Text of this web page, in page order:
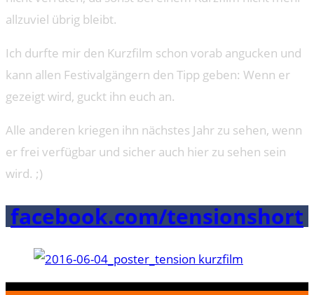
allzuviel übrig bleibt.
Ich durfte mir den Kurzfilm schon vorab angucken und
kann allen Festivalgängern den Tipp geben: Wenn er
gezeigt wird, guckt ihn euch an.
Alle anderen kriegen ihn nächstes Jahr zu sehen, wenn
er frei verfügbar und sicher auch hier zu sehen sein
wird. ;)
facebook.com/tensionshort